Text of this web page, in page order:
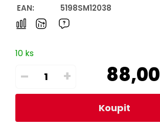
EAN:
5198SM12038
10 ks
– + 88,00
Koupit